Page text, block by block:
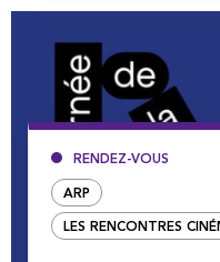
RENDEZ-VOUS
ARP
LES RENCONTRES